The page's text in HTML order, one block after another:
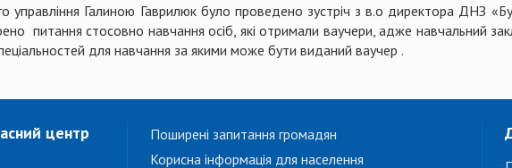
управління Галиною Гаврилюк було проведено зустріч з в.о директора ДНЗ
питання стосовно навчання осіб, які отримали ваучери, адже навчальний
для навчання за якими може бути виданий ваучер .
центр
Поширені запитання громадян
Корисна інформація для населення